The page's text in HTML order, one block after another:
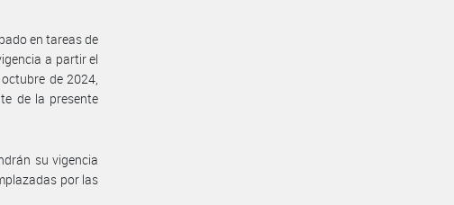
en tareas de
a partir el
de 2024,
de la presente
su vigencia
por las